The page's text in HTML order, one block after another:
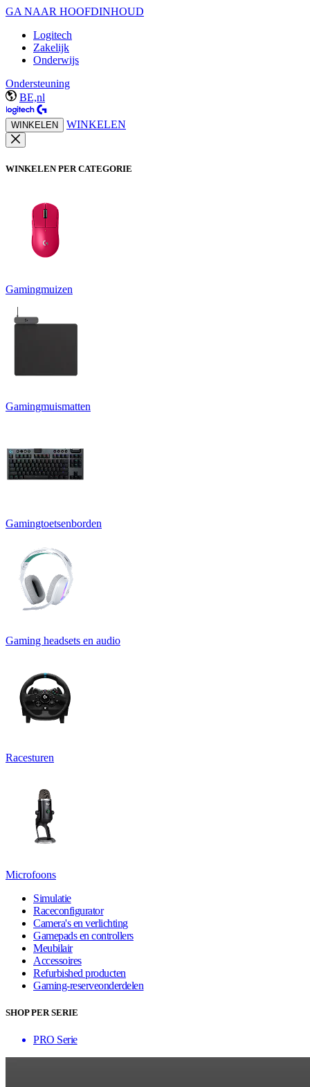
GA NAAR HOOFDINHOUD
Logitech
Zakelijk
Onderwijs
Ondersteuning
BE,nl
WINKELEN WINKELEN
WINKELEN PER CATEGORIE
Gamingmuizen
Gamingmuismatten
Gamingtoetsenborden
Gaming headsets en audio
Racesturen
Microfoons
Simulatie
Raceconfigurator
Camera's en verlichting
Gamepads en controllers
Meubilair
Accessoires
Refurbished producten
Gaming-reserveonderdelen
SHOP PER SERIE
PRO Serie